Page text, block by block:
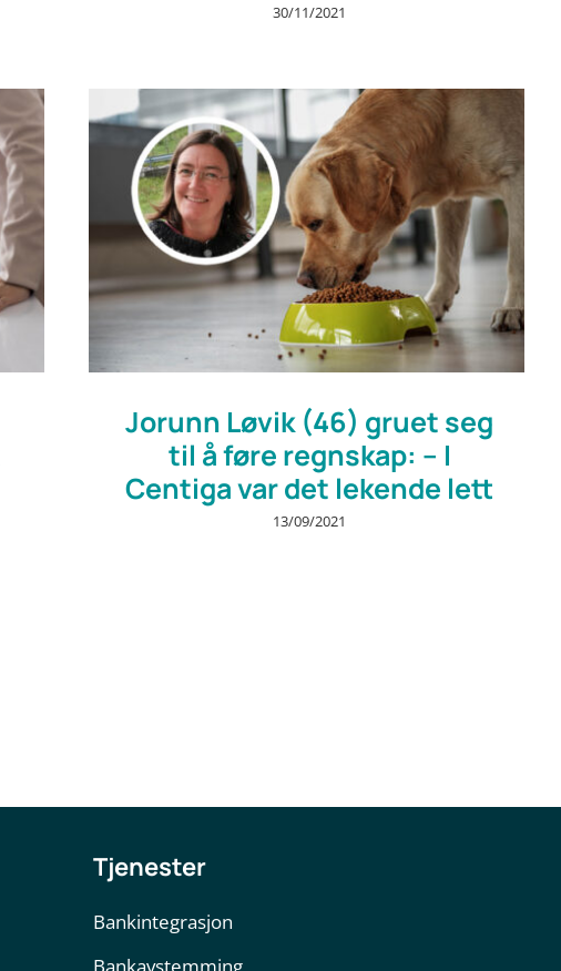
30/11/2021
Jorunn Løvik (46) gruet seg
til å føre regnskap: – I
Centiga var det lekende lett
13/09/2021
Tjenester
Bankintegrasjon
Bankavstemming